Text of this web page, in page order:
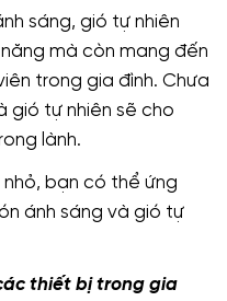
sáng, gió tự nhiên
mà còn mang đến
trong gia đình. Chưa
gió tự nhiên sẽ cho
lành.
bạn có thể ứng
ánh sáng và gió tự
thiết bị trong gia